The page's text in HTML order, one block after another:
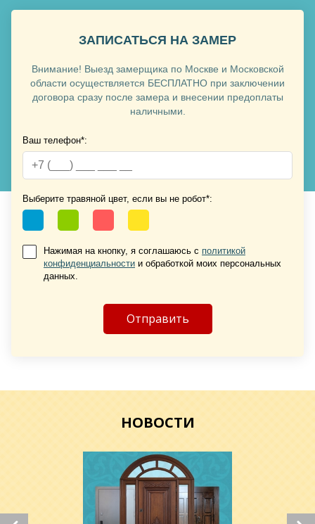
Хочу такую
Хочу такую
Хочу такую
Хочу такую
ЗАПИСАТЬСЯ НА ЗАМЕР
Внимание! Выезд замерщика по Москве и Московской
области осуществляется БЕСПЛАТНО при заключении
договора сразу после замера и внесении предоплаты
наличными.
Ваш телефон*:
Выберите травяной цвет, если вы не робот*:
Нажимая на кнопку, я соглашаюсь с политикой
конфиденциальности и обработкой моих персональных
данных.
НОВОСТИ